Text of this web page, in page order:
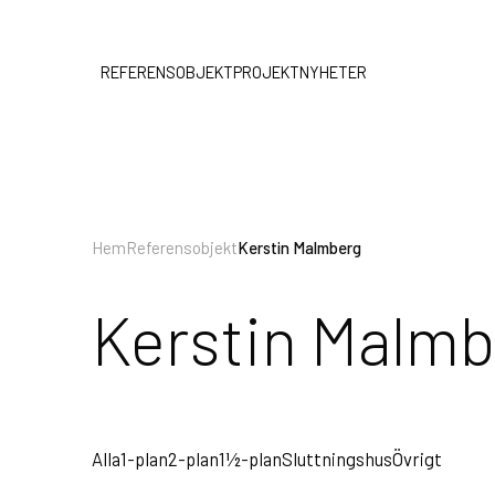
REFERENSOBJEKTPROJEKTNYHETER
HemReferensobjektKerstin Malmberg
Kerstin
Alla1-plan2-plan1½-planSluttningshusÖvrigt